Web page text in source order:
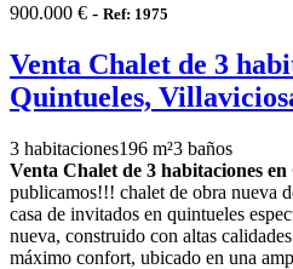
900.000 € - Ref: 1975
Venta Chalet de 3
Quintueles,
3 habitaciones196 m²3 baños
Venta Chalet de 3 habitaciones
publicamos!!! chalet de obra nueva
casa de invitados en quintueles
nueva, construido con altas
máximo confort, ubicado en una